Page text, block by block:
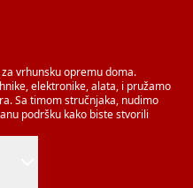
vrhunsku opremu doma.
elektronike, alata, i pružamo
Sa timom stručnjaka, nudimo
podršku kako biste stvorili